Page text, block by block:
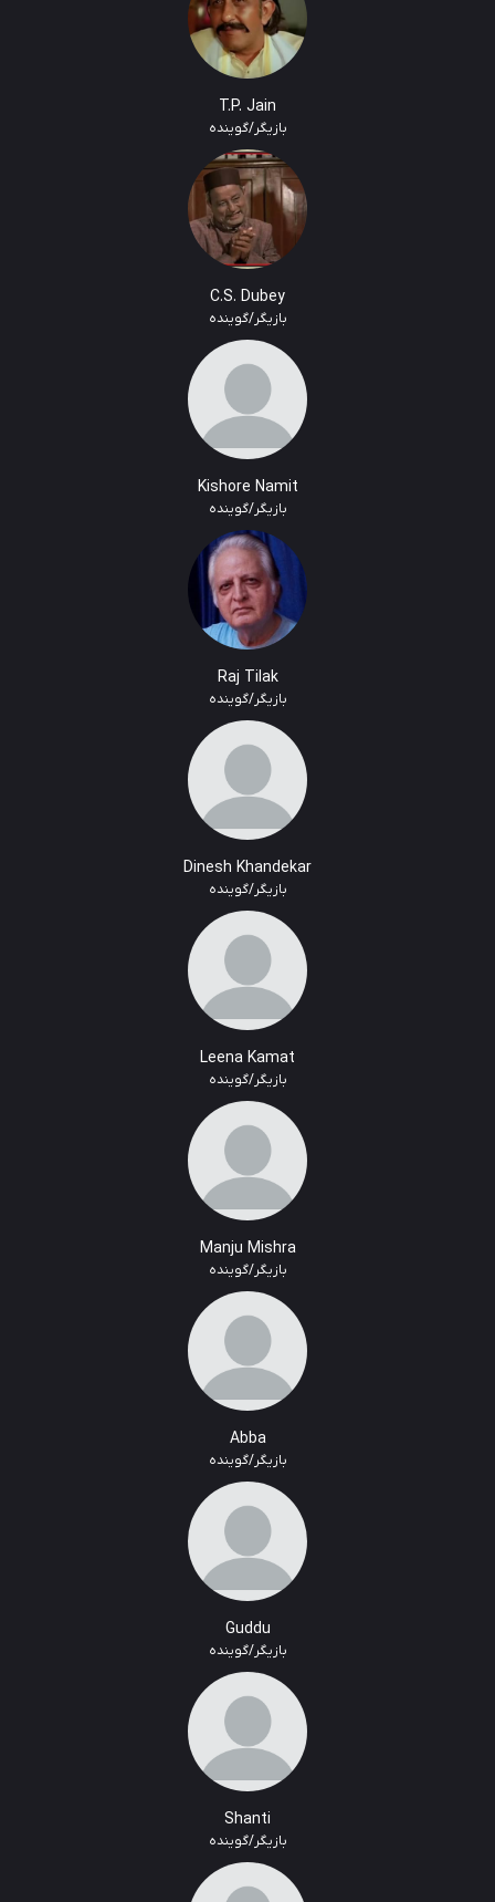
T.P. Jain
بازیگر/گوینده
C.S. Dubey
بازیگر/گوینده
Kishore Namit
بازیگر/گوینده
Raj Tilak
بازیگر/گوینده
Dinesh Khandekar
بازیگر/گوینده
Leena Kamat
بازیگر/گوینده
Manju Mishra
بازیگر/گوینده
Abba
بازیگر/گوینده
Guddu
بازیگر/گوینده
Shanti
بازیگر/گوینده